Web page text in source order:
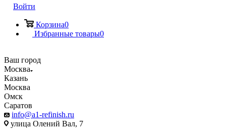
Войти
Корзина0
Избранные товары0
Ваш город
Москва
Казань
Москва
Омск
Саратов
info@a1-refinish.ru
улица Олений Вал, 7